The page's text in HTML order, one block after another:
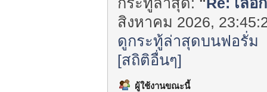
สิงหาคม 2026,
ดูกระทู้ล่าสุดบนฟอรั่ม
[สถิติอื่นๆ]
ผู้ใช้งานขณะนี้